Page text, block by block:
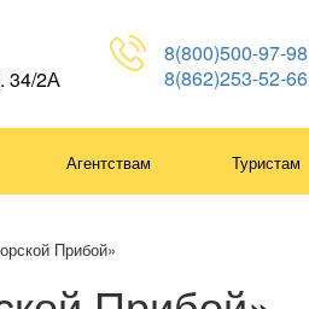
34/2А
8(800)500-97-98
8(862)253-52-66
Агентствам Туристам
Прибой»